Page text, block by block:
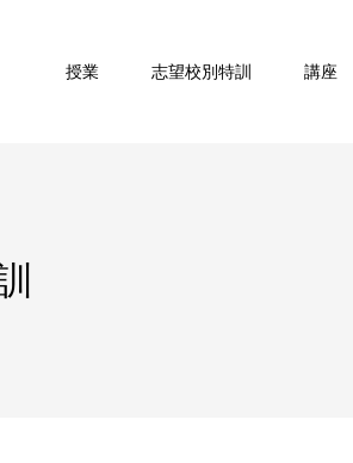
授業 志望校別特訓 講座